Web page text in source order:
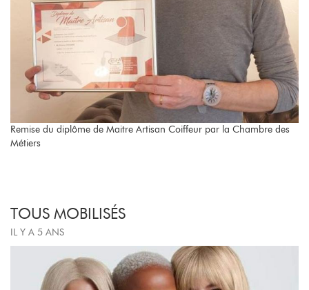
Remise du diplôme de Maitre Artisan Coiffeur par la Chambre des
Métiers
TOUS MOBILISÉS
IL Y A 5 ANS